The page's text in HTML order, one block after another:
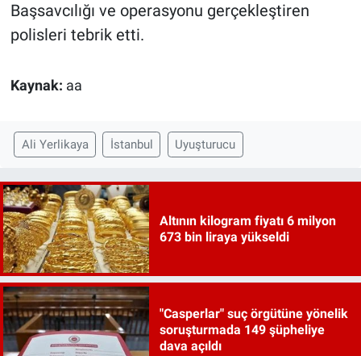
Başsavcılığı ve operasyonu gerçekleştiren
polisleri tebrik etti.
Kaynak: aa
Ali Yerlikaya İstanbul Uyuşturucu
Altının kilogram fiyatı 6 milyon
673 bin liraya yükseldi
"Casperlar" suç örgütüne yönelik
soruşturmada 149 şüpheliye
dava açıldı